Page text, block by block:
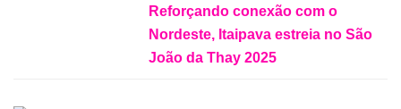
Reforçando conexão com o
Nordeste, Itaipava estreia no São
João da Thay 2025